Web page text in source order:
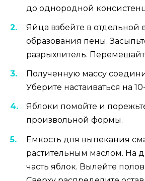
до однородной
Яйца взбейте в отдельной
образования пены.
разрыхлитель.
Полученную массу
Уберите настаиваться на
Яблоки помойте и
произвольной формы.
Емкость для выпекания
растительным маслом. На
часть яблок. Вылейте